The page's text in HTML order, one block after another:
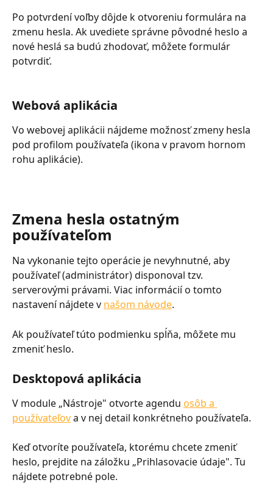
Po potvrdení voľby dôjde k otvoreniu formulára na
zmenu hesla. Ak uvediete správne pôvodné heslo a
nové heslá sa budú zhodovať, môžete formulár
potvrdiť.
Webová aplikácia
Vo webovej aplikácii nájdeme možnosť zmeny hesla
pod profilom používateľa (ikona v pravom hornom
rohu aplikácie).
Zmena hesla ostatným
používateľom
Na vykonanie tejto operácie je nevyhnutné, aby
používateľ (administrátor) disponoval tzv.
serverovými právami. Viac informácií o tomto
nastavení nájdete v našom návode.
Ak používateľ túto podmienku spĺňa, môžete mu
zmeniť heslo.
Desktopová aplikácia
V module „Nástroje" otvorte agendu osôb a
používateľov a v nej detail konkrétneho používateľa.
Keď otvoríte používateľa, ktorému chcete zmeniť
heslo, prejdite na záložku „Prihlasovacie údaje". Tu
nájdete potrebné pole.